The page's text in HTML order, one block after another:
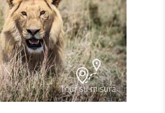
Tour su misura